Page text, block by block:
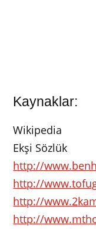
Kaynaklar:
Wikipedia
Ekşi Sözlük
http://
http://
http://
http://